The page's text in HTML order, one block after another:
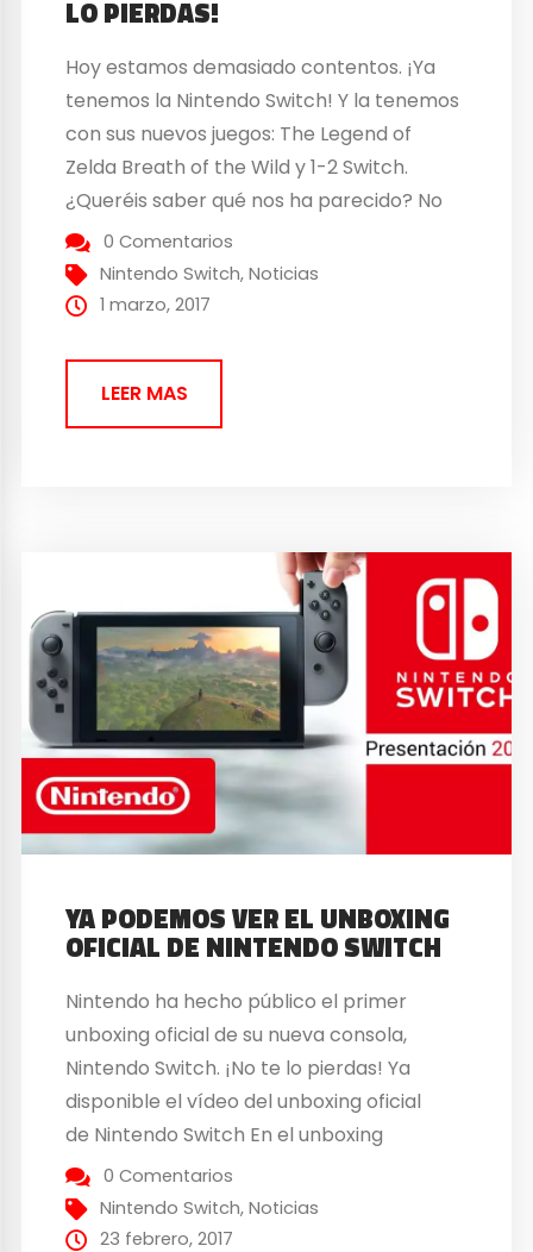
LO PIERDAS!
Hoy estamos demasiado contentos. ¡Ya
tenemos la Nintendo Switch! Y la tenemos
con sus nuevos juegos: The Legend of
Zelda Breath of the Wild y 1-2 Switch.
¿Queréis saber qué nos ha parecido? No
os perdáis nuestro vídeo-unboxing.
Mañana os haremos la review de los
juegos y podréis ver otro vídeo de
0 Comentarios
Nintendo Switch,Noticias
1 marzo, 2017
LEER MAS
YA PODEMOS VER EL UNBOXING
OFICIAL DE NINTENDO SWITCH
Nintendo ha hecho público el primer
unboxing oficial de su nueva consola,
Nintendo Switch. ¡No te lo pierdas! Ya
disponible el vídeo del unboxing oficial
de Nintendo Switch En el unboxing
podemos ver de la videoconsola y
podemos ver con detalle todo lo que se
incluye en el interior de su caja y cómo es
0 Comentarios
Nintendo Switch,Noticias
23 febrero, 2017